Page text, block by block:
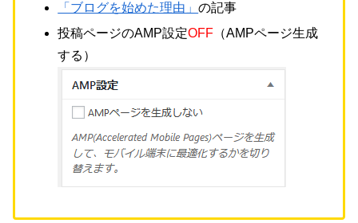
「ブログを始めた理由」の記事
投稿ページのAMP設定OFF （AMPページ生成
する）